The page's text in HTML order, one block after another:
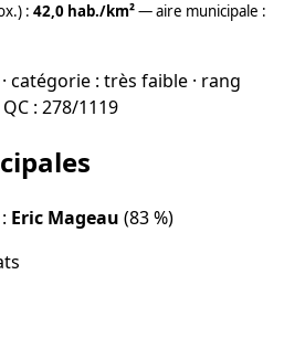
: 42,0 hab./km²— aire municipale :
catégorie : très faible · rang
: 278/1119
Eric Mageau (83 %)